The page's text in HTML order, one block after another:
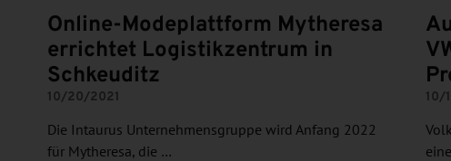
Online-Modeplattform Mytheresa
errichtet Logistikzentrum in
Schkeuditz
10/20/2021
Die Intaurus Unternehmensgruppe wird Anfang 2022
für Mytheresa, die …
10/